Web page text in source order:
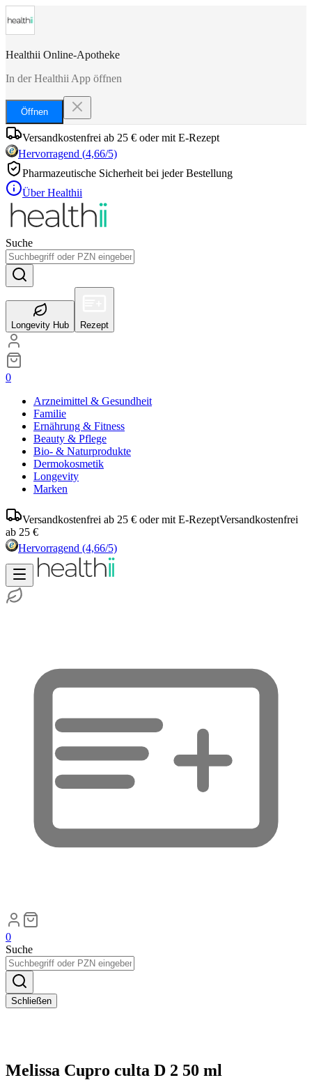
Healthii Online-Apotheke
In der Healthii App öffnen
Öffnen
Versandkostenfrei ab 25 € oder mit E-Rezept
Hervorragend (4,66/5)
Pharmazeutische Sicherheit bei jeder Bestellung
Über Healthii
Suche
Longevity Hub Rezept
0
Arzneimittel & Gesundheit
Familie
Ernährung & Fitness
Beauty & Pflege
Bio- & Naturprodukte
Dermokosmetik
Longevity
Marken
Versandkostenfrei ab 25 € oder mit E-RezeptVersandkostenfrei
ab 25 €
Hervorragend (4,66/5)
0
Suche
Schließen
Melissa Cupro culta D 2 50 ml